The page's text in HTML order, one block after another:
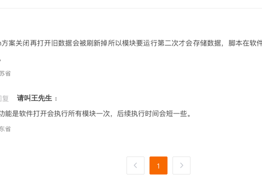
案关闭再打开旧数据会被刷新掉所以模块要运行第二次才会存储数据，脚本在软
省
复 请叫王先生 :
能是软件打开会执行所有模块一次，后续执行时间会短一些。
省
1